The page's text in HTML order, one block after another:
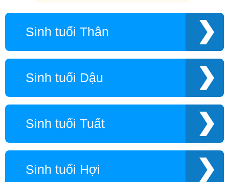
Sinh tuổi Thân
Sinh tuổi Dậu
Sinh tuổi Tuất
Sinh tuổi Hợi